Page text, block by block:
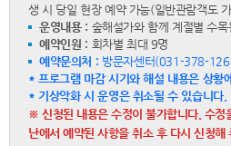
생 시 당일 현장 예약 가능(일반관람객도
운영내용 : 숲해설가와 함께 계절별 수
예약인원 : 회차별 최대 9명
예약문의처 : 방문자센터(031-378-
* 프로그램 마감 시기와 해설 내용은 상황
* 기상악화 시 운영은 취소될 수 있습니다.
※ 신청된 내용은 수정이 불가합니다. 수정
난에서 예약된 사항을 취소 후 다시 신청해